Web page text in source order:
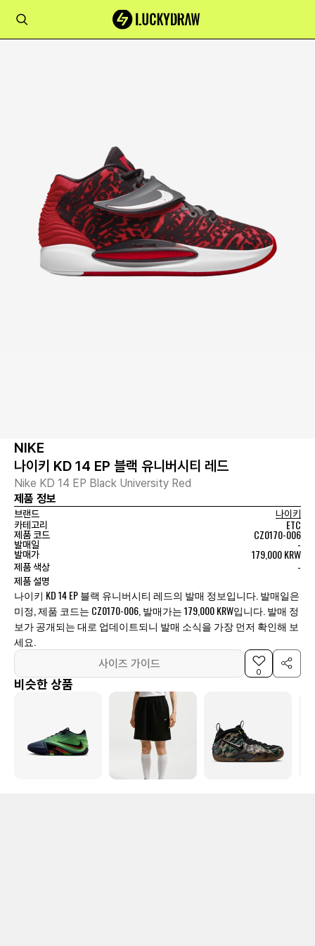
NIKE
나이키 KD 14 EP 블랙 유니버시티 레드
Nike KD 14 EP Black University Red
제품 정보
브랜드
나이키
카테고리
ETC
제품 코드 CZ0170-006
발매일 -
발매가 179,000 KRW
제품 색상 -
제품 설명
나이키 KD 14 EP 블랙 유니버시티 레드의 발매 정보입니다. 발매일은
미정, 제품 코드는 CZ0170-006, 발매가는 179,000 KRW입니다. 발매 정
보가 공개되는 대로 업데이트되니 발매 소식을 가장 먼저 확인해 보
세요.
사이즈 가이드
0
비슷한 상품